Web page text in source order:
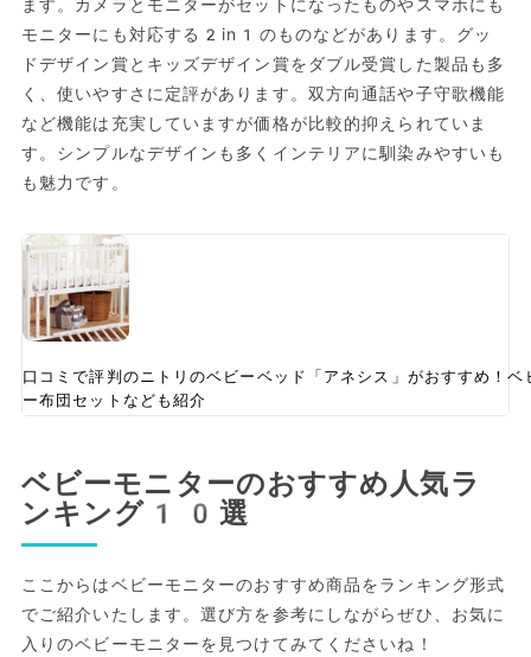
ます。カメラとモニターがセットになったものやスマホにも
モニターにも対応する2in1のものなどがあります。グッ
ドデザイン賞とキッズデザイン賞をダブル受賞した製品も多
く、使いやすさに定評があります。双方向通話や子守歌機能
など機能は充実していますが価格が比較的抑えられていま
す。シンプルなデザインも多くインテリアに馴染みやすいも
も魅力です。
口コミで評判のニトリのベビーベッド「アネシス」がおすすめ！ベ
ー布団セットなども紹介
ベビーモニターのおすすめ人気ラ
ンキング10選
ここからはベビーモニターのおすすめ商品をランキング形式
でご紹介いたします。選び方を参考にしながらぜひ、お気に
入りのベビーモニターを見つけてみてくださいね！